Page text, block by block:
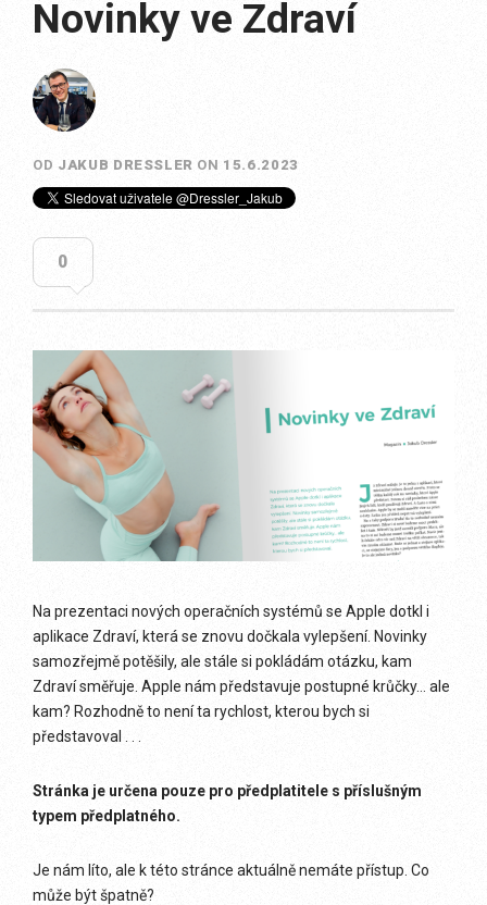
Novinky ve Zdraví
OD JAKUB DRESSLER ON 15.6.2023
0
Na prezentaci nových operačních systémů se Apple dotkl i
aplikace Zdraví, která se znovu dočkala vylepšení. Novinky
samozřejmě potěšily, ale stále si pokládám otázku, kam
Zdraví směřuje. Apple nám představuje postupné krůčky… ale
kam? Rozhodně to není ta rychlost, kterou bych si
představoval . . .
Stránka je určena pouze pro předplatitele s příslušným
typem předplatného.
Je nám líto, ale k této stránce aktuálně nemáte přístup. Co
může být špatně?